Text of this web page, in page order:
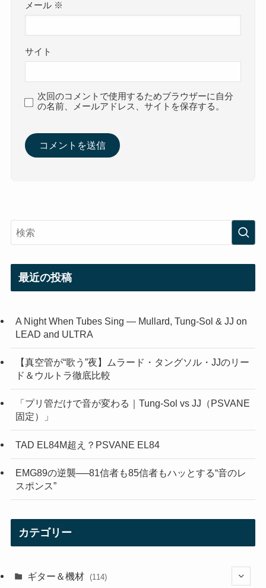
メール ※
サイト
次回のコメントで使用するためブラウザーに自分
の名前、メールアドレス、サイトを保存する。
最近の投稿
A Night When Tubes Sing — Mullard, Tung-Sol & JJ on
LEAD and ULTRA
【真空管が“歌う”夜】ムラード・タングソル・JJのリー
ド＆ウルトラ徹底比較
「プリ管だけで音が変わる｜Tung-Sol vs JJ（PSVANE
固定）」
TAD EL84M超え？PSVANE EL84
EMG89の逆襲──81信者も85信者もハッとする“音のレ
スポンス”
カテゴリー
ギター＆機材 (114)